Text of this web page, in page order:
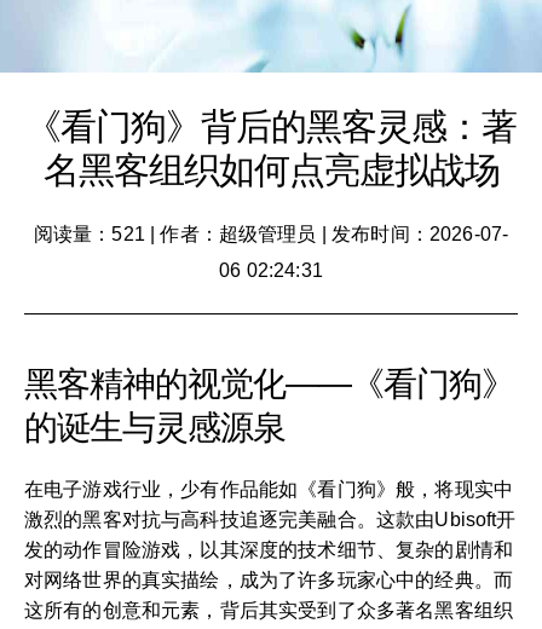
《看门狗》背后的黑客灵感：著
名黑客组织如何点亮虚拟战场
阅读量：521 |作者：超级管理员
发布时间：2026-07-
06 02:24:31
黑客精神的视觉化——《看门狗》
的诞生与灵感源泉
在电子游戏行业，少有作品能如《看门狗》般，将现实中
激烈的黑客对抗与高科技追逐完美融合。这款由Ubisoft开
发的动作冒险游戏，以其深度的技术细节、复杂的剧情和
对网络世界的真实描绘，成为了许多玩家心中的经典。而
这所有的创意和元素，背后其实受到了众多著名黑客组织